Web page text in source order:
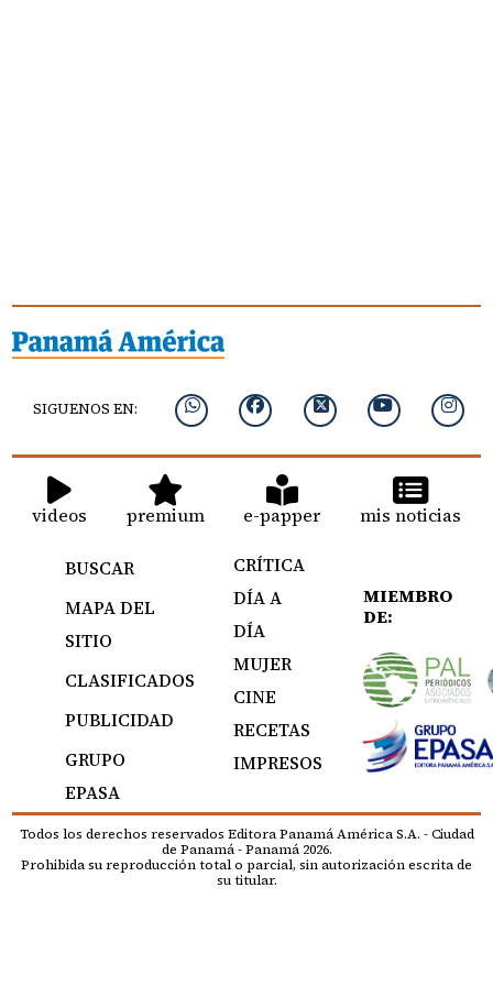
SIGUENOS EN:
videos premium e-papper mis noticias
BUSCAR
MAPA DEL
SITIO
CLASIFICADOS
PUBLICIDAD
GRUPO
EPASA
CRÍTICA
DÍA A
DÍA
MUJER
CINE
RECETAS
IMPRESOS
MIEMBRO
DE:
Todos los derechos reservados Editora Panamá América S.A. - Ciudad
de Panamá - Panamá 2026.
Prohibida su reproducción total o parcial, sin autorización escrita de
su titular.